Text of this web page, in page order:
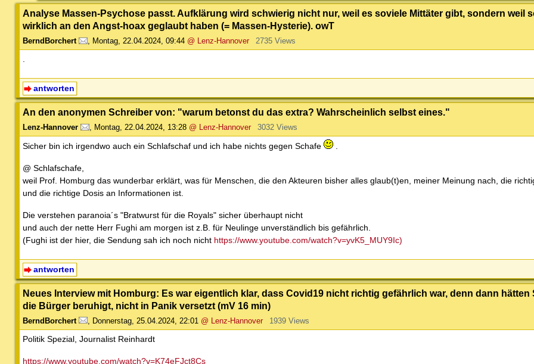
Analyse Massen-Psychose passt. Aufklärung wird schwierig nicht nur, weil es soviele Mittäter gibt, sondern weil
wirklich an den Angst-hoax geglaubt haben (= Massen-Hysterie). owT
BerndBorchert , Montag, 22.04.2024, 09:44 @ Lenz-Hannover 2735 Views
.
antworten
An den anonymen Schreiber von: "warum betonst du das extra? Wahrscheinlich selbst eines."
Lenz-Hannover , Montag, 22.04.2024, 13:28 @ Lenz-Hannover 3032 Views
Sicher bin ich irgendwo auch ein Schlafschaf und ich habe nichts gegen Schafe
@ Schlafschafe,
weil Prof. Homburg das wunderbar erklärt, was für Menschen, die den Akteuren bisher alles glaub(t)en, meiner Meinung nach, die
und die richtige Dosis an Informationen ist.
Die verstehen paranoia´s "Bratwurst für die Royals" sicher überhaupt nicht
und auch der nette Herr Fughi am morgen ist z.B. für Neulinge unverständlich bis gefährlich.
(Fughi ist der hier, die Sendung sah ich noch nicht https://www.youtube.com/watch?v=yvK5_MUY9Ic)
antworten
Neues Interview mit Homburg: Es war eigentlich klar, dass Covid19 nicht richtig gefährlich war, denn dann hätten
die Bürger beruhigt, nicht in Panik versetzt (mV 16 min)
BerndBorchert Donnerstag, 25.04.2024, 22:01 @ Lenz-Hannover 1939 Views
Politik Spezial, Journalist Reinhardt
https://www.youtube.com/watch?v=K74eFJct8Cs